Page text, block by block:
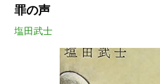
罪の声
塩田武士